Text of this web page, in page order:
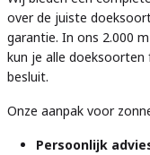
over de juiste
garantie. In ons 2.000
kun je alle doeksoorten
besluit.
Onze aanpak voor
Persoonlijk